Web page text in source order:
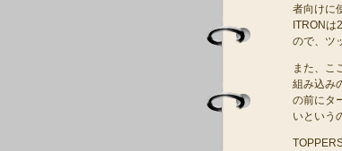
者向けに
ITRON
ので、ツ
また、こ
組み込み
の前にタ
いという